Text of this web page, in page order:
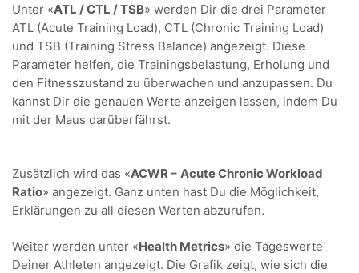
Unter «ATL / CTL / TSB» werden Dir die drei Parameter
ATL (Acute Training Load), CTL (Chronic Training Load)
und TSB (Training Stress Balance) angezeigt. Diese
Parameter helfen, die Trainingsbelastung, Erholung und
den Fitnesszustand zu überwachen und anzupassen. Du
kannst Dir die genauen Werte anzeigen lassen, indem Du
mit der Maus darüberfährst.
Zusätzlich wird das «ACWR – Acute Chronic Workload
Ratio» angezeigt. Ganz unten hast Du die Möglichkeit,
Erklärungen zu all diesen Werten abzurufen.
Weiter werden unter «Health Metrics» die Tageswerte
Deiner Athleten angezeigt. Die Grafik zeigt, wie sich die